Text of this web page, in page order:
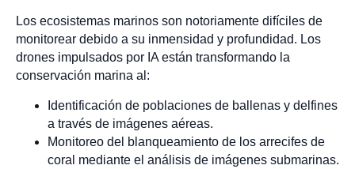
Los ecosistemas marinos son notoriamente difíciles de
monitorear debido a su inmensidad y profundidad. Los
drones impulsados por IA están transformando la
conservación marina al:
Identificación de poblaciones de ballenas y delfines
a través de imágenes aéreas.
Monitoreo del blanqueamiento de los arrecifes de
coral mediante el análisis de imágenes submarinas.